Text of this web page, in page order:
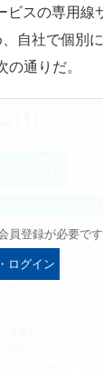
スの専用線
自社で個別
通りだ。
員登録が必要です
ログイン